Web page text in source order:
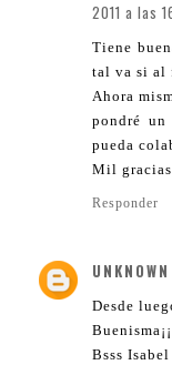
2011 a las
Tiene
tal va si al
Ahora
pondré
pueda
Mil
Responder
UNKNOWN
Desde
Bsss Isabel